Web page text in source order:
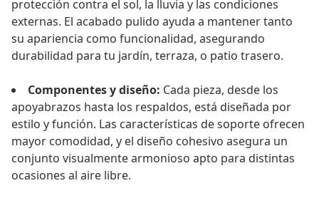
protección contra el sol, la lluvia y las condiciones
externas. El acabado pulido ayuda a mantener tanto
su apariencia como funcionalidad, asegurando
durabilidad para tu jardín, terraza, o patio trasero.
Componentes y diseño: Cada pieza, desde los
apoyabrazos hasta los respaldos, está diseñada por
estilo y función. Las características de soporte ofrecen
mayor comodidad, y el diseño cohesivo asegura un
conjunto visualmente armonioso apto para distintas
ocasiones al aire libre.